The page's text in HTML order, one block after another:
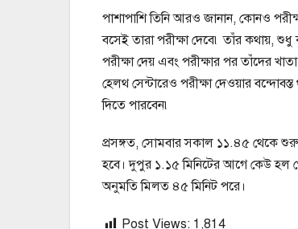
পাশাপাশি তিনি আরও জানান, কোনও
বসেই তারা পরীক্ষা দেবে৷ তাঁর কথায়,
পরীক্ষা দেয় এবং পরীক্ষার পর তাঁদের
হেলথ সেন্টারেও পরীক্ষা দেওয়ার
দিতে পারবেন৷
প্রসঙ্গত, সোমবার সকাল ১১.৪৫ থেকে শুরু
হবে। দুপুর ১.১৫ মিনিটের আগে কেউ হল
অনুমতি মিলত ৪৫ মিনিট পরে।
Post Views: 1,814